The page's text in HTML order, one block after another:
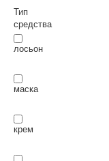
Тип
средства
лосьон
маска
крем